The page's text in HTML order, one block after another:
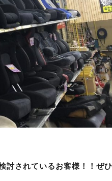
されているお客様！！ぜひ